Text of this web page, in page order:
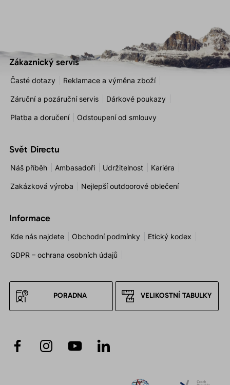
Zákaznický servis
Časté dotazy Reklamace a výměna zboží
Záruční a pozáruční servis Dárkové poukazy
Platba a doručení Odstoupení od smlouvy
Svět Directu
Náš příběh Ambasadoři Udržitelnost Kariéra
Zakázková výroba Nejlepší outdoorové oblečení
Informace
Kde nás najdete Obchodní podmínky Etický kodex
GDPR – ochrana osobních údajů
PORADNA VELIKOSTNÍ TABULKY